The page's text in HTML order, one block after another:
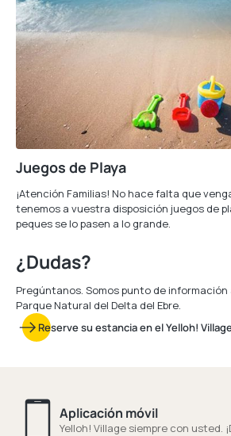
Juegos de Playa
¡Atención Familias! No hace falta que
tenemos a vuestra disposición juegos de
peques se lo pasen a lo grande.
¿Dudas?
Pregúntanos. Somos punto de
Parque Natural del Delta del Ebre.
Reserve su estancia en el Yelloh!
Aplicación móvil
Yelloh! Village siempre con usted.